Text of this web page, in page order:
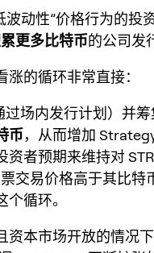
波动性”价格行为的投
更多比特币的公司发
的循环非常直接：
过场内发行计划）并筹
币，从而增加
资者预期来维持对
交易价格高于其比特
循环。
资本市场开放的情况